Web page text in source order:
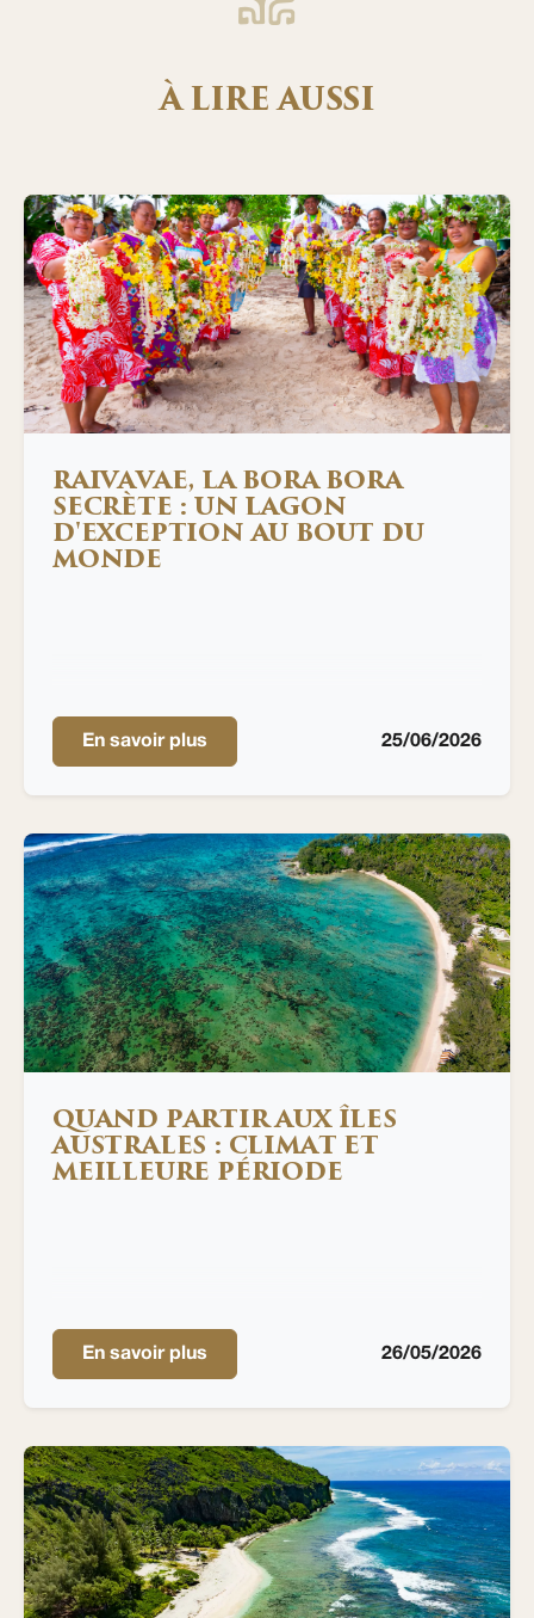
À LIRE AUSSI
RAIVAVAE, LA BORA BORA
SECRÈTE : UN LAGON
D'EXCEPTION AU BOUT DU
MONDE
En savoir plus 25/06/2026
QUAND PARTIR AUX ÎLES
AUSTRALES : CLIMAT ET
MEILLEURE PÉRIODE
En savoir plus 26/05/2026